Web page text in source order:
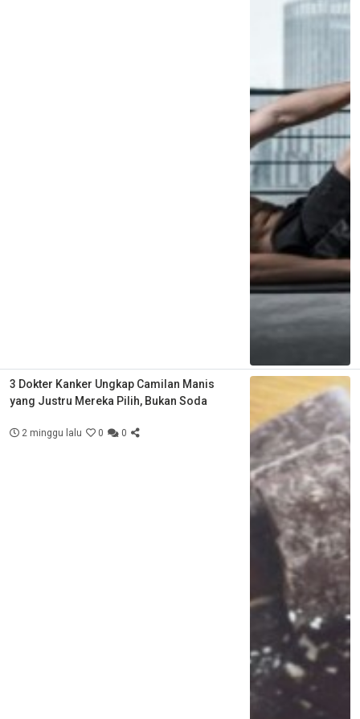
3 Dokter Kanker Ungkap Camilan Manis
yang Justru Mereka Pilih, Bukan Soda
2 minggu lalu 0 0